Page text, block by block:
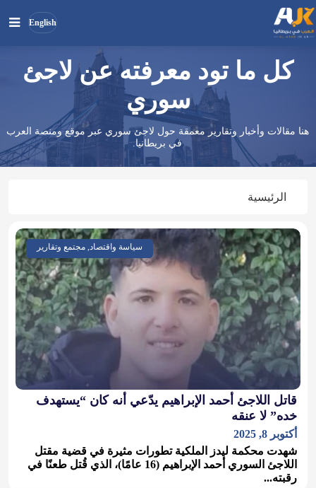
English
ابحث
بحث
كل ما تود معرفته عن لاجئ
سوري
هنا مقالات وأخبار وتقارير معمقة حول لاجئ سوري عبر موقع ومنصة العرب
في بريطانيا.
الرئيسية
سياسة واقتصاد, مجتمع وتقارير
قاتل اللاجئ أحمد الإبراهيم يدّعي أنه كان “يستهدف
خده” لا عنقه
أكتوبر 8, 2025
شهدت محكمة ليدز الملكية تطورات مثيرة في قضية مقتل
اللاجئ السوري أحمد الإبراهيم (16 عامًا)، الذي قُتل طعنًا في
رقبته...